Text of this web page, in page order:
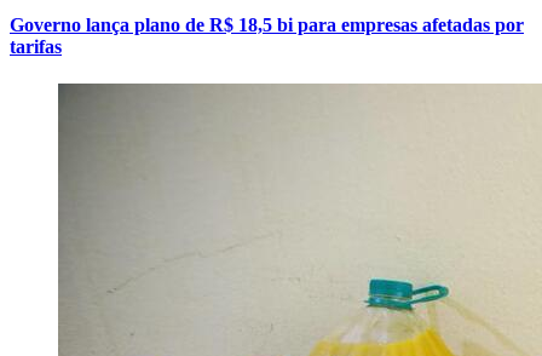
Governo lança plano de R$ 18,5 bi para empresas afetadas por
tarifas